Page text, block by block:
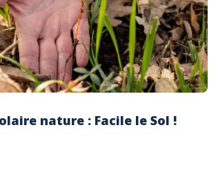
nature : Facile le Sol !